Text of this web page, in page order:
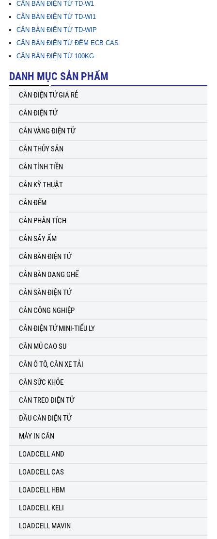
CÂN BÀN ĐIỆN TỬ TD-W1
CÂN BÀN ĐIỆN TỬ TD-WI1
CÂN BÀN ĐIỆN TỬ TD-WIP
CÂN BÀN ĐIỆN TỬ ĐẾM ECB CAS
CÂN BÀN ĐIỆN TỬ 100KG
DANH MỤC SẢN PHẨM
CÂN ĐIỆN TỬ GIÁ RẺ
CÂN ĐIỆN TỬ
CÂN VÀNG ĐIỆN TỬ
CÂN THỦY SẢN
CÂN TÍNH TIỀN
CÂN KỸ THUẬT
CÂN ĐẾM
CÂN PHÂN TÍCH
CÂN SẤY ẨM
CÂN BÀN ĐIỆN TỬ
CÂN BÀN DẠNG GHẾ
CÂN SÀN ĐIỆN TỬ
CÂN CÔNG NGHIỆP
CÂN ĐIỆN TỬ MINI-TIỂU LY
CÂN MỦ CAO SU
CÂN Ô TÔ, CÂN XE TẢI
CÂN SỨC KHỎE
CÂN TREO ĐIỆN TỬ
ĐẦU CÂN ĐIỆN TỬ
MÁY IN CÂN
LOADCELL AND
LOADCELL CAS
LOADCELL HBM
LOADCELL KELI
LOADCELL MAVIN